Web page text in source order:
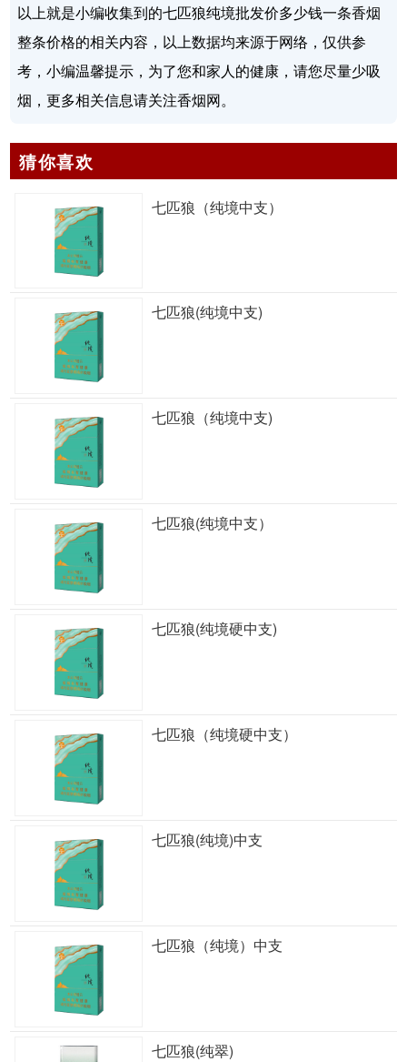
以上就是小编收集到的七匹狼纯境批发价多少钱一条香烟
整条价格的相关内容，以上数据均来源于网络，仅供参
考，小编温馨提示，为了您和家人的健康，请您尽量少吸
烟，更多相关信息请关注香烟网。
猜你喜欢
七匹狼（纯境中支）
七匹狼(纯境中支)
七匹狼（纯境中支)
七匹狼(纯境中支）
七匹狼(纯境硬中支)
七匹狼（纯境硬中支）
七匹狼(纯境)中支
七匹狼（纯境）中支
七匹狼(纯翠)